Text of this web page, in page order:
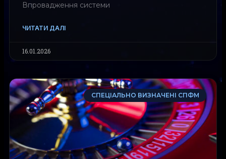
Впровадження системи
ЧИТАТИ ДАЛІ
16.01.2026
СПЕЦІАЛЬНО ВИЗНАЧЕНІ СПФМ